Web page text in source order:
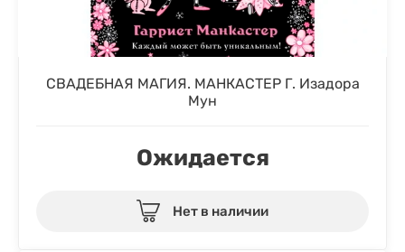
СВАДЕБНАЯ МАГИЯ. МАНКАСТЕР Г. Изадора
Мун
Ожидается
Нет в наличии